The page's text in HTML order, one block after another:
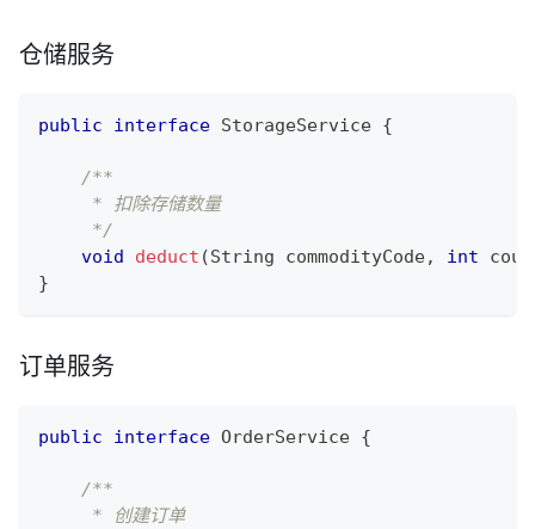
仓储服务
public interface StorageService {
/**
     * 扣除存储数量
     */
void
deduct (String commodityCode, int
}
订单服务
public interface OrderService {
/**
     * 创建订单